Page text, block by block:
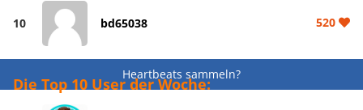
10 bd65038 520
Heartbeats sammeln?
Die Top 10 User der Woche: